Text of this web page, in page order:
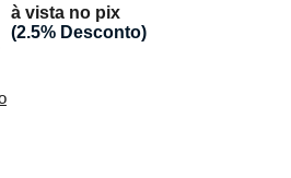
à vista no pix
(2.5% Desconto)